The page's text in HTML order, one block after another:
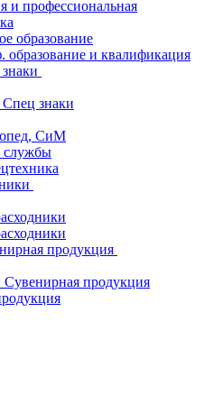
и профессиональная
образование
образование и квалификация
знаки
СиМ
службы
продукция
Сувенирная продукция